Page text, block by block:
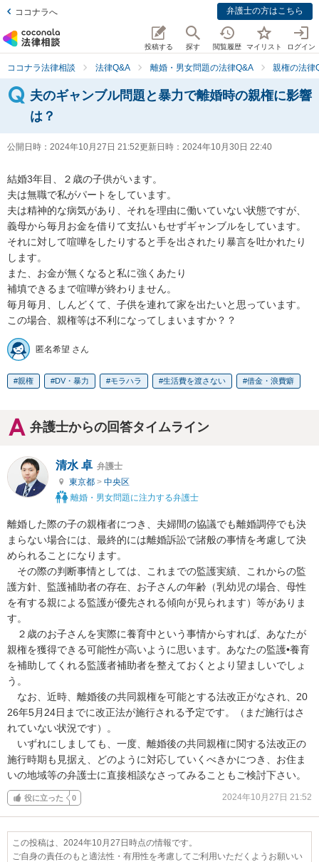
ココナラへ 弁護士の方はこちら
投稿する 探す 閲覧履歴 マイリスト ログイン
ココナラ法律相談 法律Q&A 離婚・男女問題の法律Q&A 親権の法律
夫のギャンブル問題と暴力で離婚時の親権に影響
は？
公開日時： 2024年10月27日 21:52更新日時： 2024年10月30日 22:40
結婚3年目、２歳の子供がいます。
夫は無職で私がパートをしています。
夫は精神的な病気があり、それを理由に働いていない状態ですが、
義母から毎月お金を借りて支払いもせずギャンブルをしています。
それに対して喧嘩をしたりすると手を出されたり暴言を吐かれたり
します。
また、お金が無くなると私に強くあたり
補填できるまで喧嘩が終わりません。
毎月毎月、しんどくて、子供を連れて家を出たいと思っています。
この場合、親権等は不利になってしまいますか？？
匿名希望 さん
親権 DV・暴力 モラハラ 生活費を渡さない 借金・浪費癖
弁護士からの回答タイムライン
清水 卓 弁護士
東京都 > 中央区
離婚・男女問題に注力する弁護士
離婚した際の子の親権者につき、夫婦間の協議でも離婚調停でも決
まらない場合には、最終的には離婚訴訟で諸般の事情を考慮して決
められることになります。
その際の判断事情としては、これまでの監護実績、これからの監
護方針、監護補助者の存在、お子さんの年齢（乳幼児の場合、母性
を有する親による監護が優先される傾向が見られます）等がありま
す。
２歳のお子さんを実際に養育中という事情からすれば、あなたが
親権を獲得できる可能性が高いように思います。あなたの監護•養育
を補助してくれる監護者補助者を整えておくとより望ましいでしょ
う。
なお、近時、離婚後の共同親権を可能とする法改正がなされ、20
26年5月24日までに改正法が施行される予定です。（まだ施行はさ
れていない状況です）。
いずれにしましても、一度、離婚後の共同親権に関する法改正の
施行時期も見据え、どのように対応していくべきかにつき、お住ま
いの地域等の弁護士に直接相談なさってみることもご検討下さい。
役に立った 0 2024年10月27日 21:52
この投稿は、2024年10月27日時点の情報です。
ご自身の責任のもと適法性・有用性を考慮してご利用いただくようお願いい